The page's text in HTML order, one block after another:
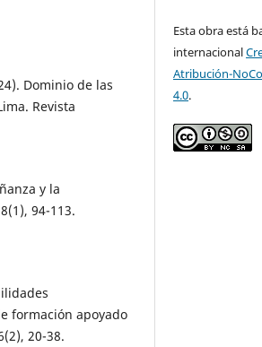
Dominio de las
Revista
y la
94-113.
formación apoyado
20-38.
Esta obra está
internacional
Atribución-
4.0.